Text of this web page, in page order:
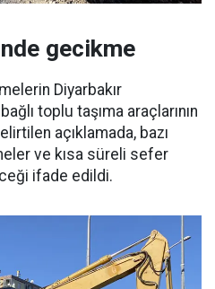
gecikme
Diyarbakır
toplu taşıma araçlarının
açıklamada, bazı
ve kısa süreli sefer
ifade edildi.